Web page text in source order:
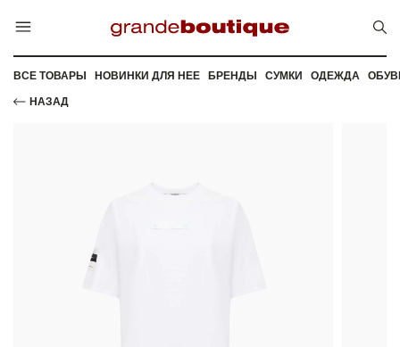
ВСЕ ТОВАРЫ НОВИНКИ ДЛЯ НЕЕ БРЕНДЫ СУМКИ ОДЕЖДА
НАЗАД